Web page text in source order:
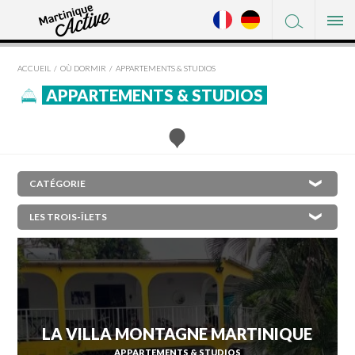
×
BASSE-POINTE
BELLEFONTAINE
LE DIAMANT
LE CARBET
CASE-PILOTE
OÙ MANGER
À VOIR / À FAIRE
ACCUEIL OÙ DORMIR APPARTEMENTS & STUDIOS
APPARTEMENTS & STUDIOS
LA VILLA MONTAGNE MARTINIQUE
APPARTEMENTS & STUDIOS